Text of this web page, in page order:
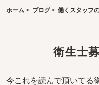
ホーム > ブログ> 働くスタッフ
衛生士
今これを読んで頂いてる